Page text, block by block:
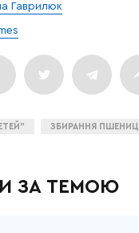
Гаврилюк
ЗБИРАННЯ ПШЕНИЦІ
ЗА ТЕМОЮ